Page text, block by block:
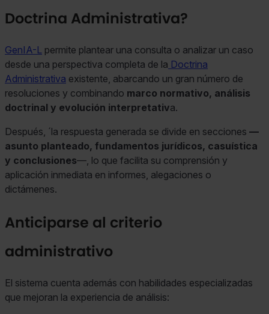
Doctrina Administrativa?
GenIA-L permite plantear una consulta o analizar un caso
desde una perspectiva completa de la Doctrina
Administrativa existente, abarcando un gran número de
resoluciones y combinando marco normativo, análisis
doctrinal y evolución interpretativa.
Después, ´la respuesta generada se divide en secciones —
asunto planteado, fundamentos jurídicos, casuística
y conclusiones—, lo que facilita su comprensión y
aplicación inmediata en informes, alegaciones o
dictámenes.
Anticiparse al criterio
administrativo
El sistema cuenta además con habilidades especializadas
que mejoran la experiencia de análisis: